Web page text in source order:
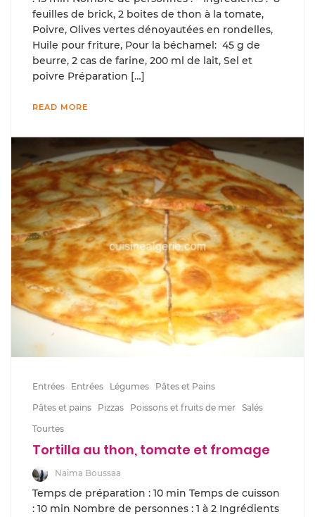
feuilles de brick, 2 boites de thon à la tomate,
Poivre, Olives vertes dénoyautées en rondelles,
Huile pour friture, Pour la béchamel: 45 g de
beurre, 2 cas de farine, 200 ml de lait, Sel et
poivre Préparation […]
READ MORE
Entrées Entrées Légumes
Pâtes et Pains
Pâtes et pains
Pizzas Poissons et fruits de mer Salés
Tourtes
Tortilla au thon, tomate et fromage
Naima Boussaa
Temps de préparation : 10 min Temps de cuisson
: 10 min Nombre de personnes : 1 à 2 Ingrédients